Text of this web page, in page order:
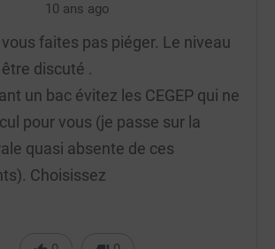
10 ans ago
faites pas piéger. Le niveau
discuté .
un bac évitez les CEGEP qui ne
pour vous (je passe sur la
quasi absente de ces
Choisissez